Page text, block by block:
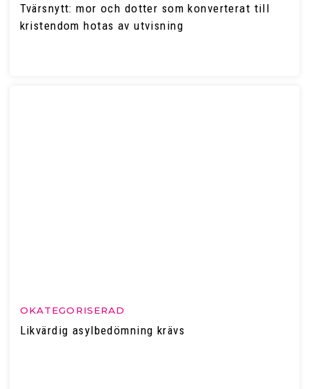
Tvärsnytt: mor och dotter som konverterat till
kristendom hotas av utvisning
OKATEGORISERAD
Likvärdig asylbedömning krävs